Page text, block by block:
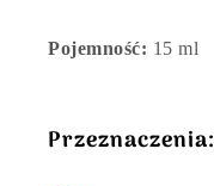
Pojemność: 15 ml
Przeznaczenia: